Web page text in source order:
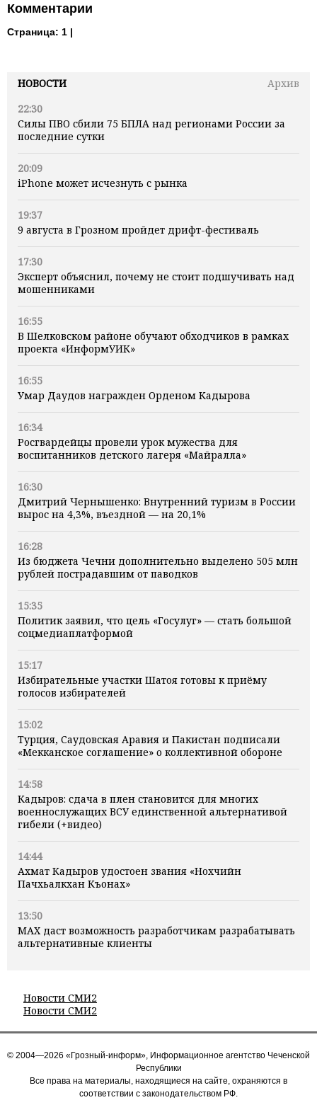
НОВОСТИ
Архив
22:30
Силы ПВО сбили 75 БПЛА над регионами России за
последние сутки
20:09
iPhone может исчезнуть с рынка
19:37
9 августа в Грозном пройдет дрифт-фестиваль
17:30
Эксперт объяснил, почему не стоит подшучивать над
мошенниками
16:55
В Шелковском районе обучают обходчиков в рамках
проекта «ИнформУИК»
16:55
Умар Даудов награжден Орденом Кадырова
16:34
Росгвардейцы провели урок мужества для
воспитанников детского лагеря «Майралла»
16:30
Дмитрий Чернышенко: Внутренний туризм в России
вырос на 4,3%, въездной — на 20,1%
16:28
Из бюджета Чечни дополнительно выделено 505 млн
рублей пострадавшим от паводков
15:35
Политик заявил, что цель «Госулуг» — стать большой
соцмедиаплатформой
15:17
Избирательные участки Шатоя готовы к приёму
голосов избирателей
15:02
Турция, Саудовская Аравия и Пакистан подписали
«Мекканское соглашение» о коллективной обороне
14:58
Кадыров: сдача в плен становится для многих
военнослужащих ВСУ единственной альтернативой
гибели (+видео)
14:44
Ахмат Кадыров удостоен звания «Нохчийн
Пачхьалкхан Къонах»
13:50
MAX даст возможность разработчикам разрабатывать
альтернативные клиенты
Новости СМИ2
Новости СМИ2
Комментарии
Страница: 1 |
© 2004—2026 «Грозный-информ», Информационное агентство Чеченской
Республики
Все права на материалы, находящиеся на сайте, охраняются в
соответствии с законодательством РФ.